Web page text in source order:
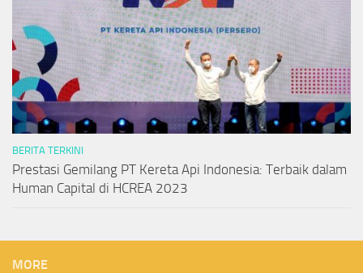
BERITA TERKINI
Prestasi Gemilang PT Kereta Api Indonesia: Terbaik dalam
Human Capital di HCREA 2023
MORE